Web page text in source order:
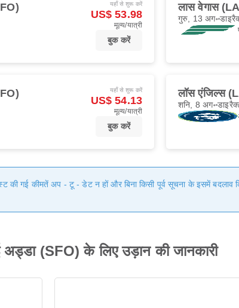
यहाँ से शुरू करें
US$ 53.98
मूल्य/यात्री
बुक करें
लास वेगास
गुरु, 13 अग॰
यहाँ से शुरू करें
US$ 54.13
मूल्य/यात्री
बुक करें
लॉस एंजिल्स
शनि, 8 अग॰
की गई कीमतें अप - टू - डेट न हों और बिना किसी पूर्व सूचना के इसमें
अड्डा (SFO) के लिए उड़ान की जानकारी